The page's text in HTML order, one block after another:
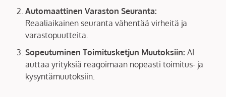
Automaattinen Varaston Seuranta:
Reaaliaikainen seuranta vähentää virheitä ja
varastopuutteita.
Sopeutuminen Toimitusketjun Muutoksiin: AI
auttaa yrityksiä reagoimaan nopeasti toimitus- ja
kysyntämuutoksiin.